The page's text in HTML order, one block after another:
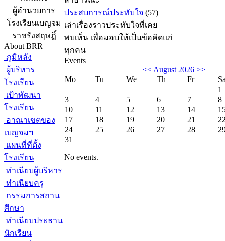
ผู้อำนวยการ
โรงเรียนเบญจม
ราชรังสฤษฎิ์
About BRR
ภูมิหลัง
ผู้บริหาร
โรงเรียน
เป้าพัฒนา
โรงเรียน
อาณาเขตของ
เบญจมฯ
แผนที่ที่ตั้ง
โรงเรียน
ทำเนียบผู้บริหาร
ทำเนียบครู
กรรมการสถาน
ศึกษา
ทำเนียบประธาน
นักเรียน
ประสบการณ์ประทับใจ (57)
เล่าเรื่องราวประทับใจที่เคย
พบเห็น เพื่อมอบให้เป็นข้อคิดแก่
ทุกคน
Events
<< August 2026 >>
Mo
Tu We Th Fr
1
3
4 5 6 7
8
10
11 12 13 14
17
18 19 20 21
24
25 26 27 28
31
No events.